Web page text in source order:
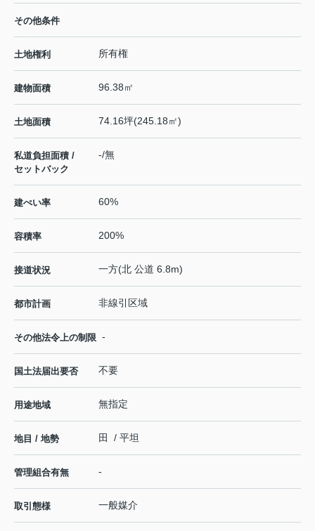
その他条件
土地権利 所有権
建物面積 96.38㎡
土地面積 74.16坪(245.18㎡)
私道負担面積 /
セットバック
-/無
建ぺい率 60%
容積率 200%
接道状況 一方(北 公道 6.8m)
都市計画 非線引区域
その他法令上の制限 -
国土法届出要否 不要
用途地域 無指定
地目 / 地勢 田 / 平坦
管理組合有無 -
取引態様 一般媒介